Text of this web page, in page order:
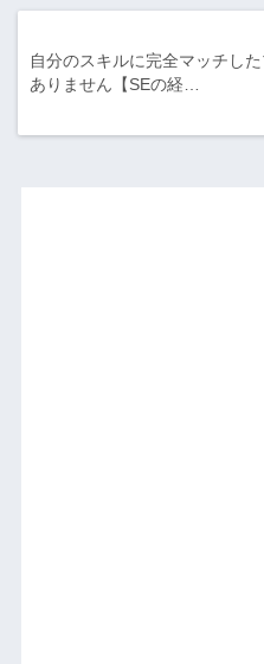
自分のスキルに完全マッチし
ありません【SEの経…